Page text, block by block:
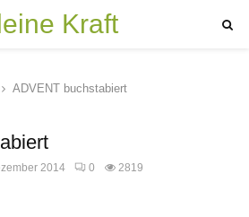
Kraft
ADVENT buchstabiert
2014 0 2819